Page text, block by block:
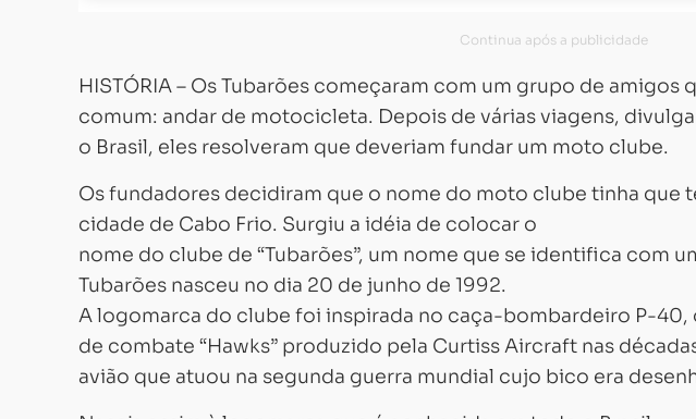
HISTÓRIA – Os Tubarões começaram com um grupo de amigos
comum: andar de motocicleta. Depois de várias viagens,
o Brasil, eles resolveram que deveriam fundar um moto clube.
Os fundadores decidiram que o nome do moto clube tinha que
cidade de Cabo Frio. Surgiu a idéia de colocar o
nome do clube de “Tubarões”, um nome que se identifica com
Tubarões nasceu no dia 20 de junho de 1992.
A logomarca do clube foi inspirada no caça-bombardeiro P-40,
de combate “Hawks” produzido pela Curtiss Aircraft nas
avião que atuou na segunda guerra mundial cujo bico era